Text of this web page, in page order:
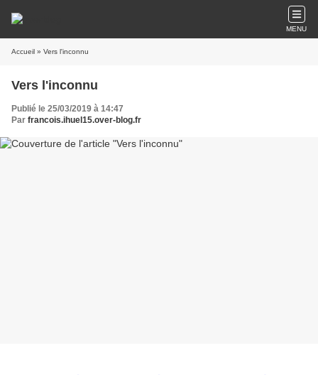
MENU
Accueil » Vers l'inconnu
Vers l'inconnu
Publié le 25/03/2019 à 14:47
Par francois.ihuel15.over-blog.fr